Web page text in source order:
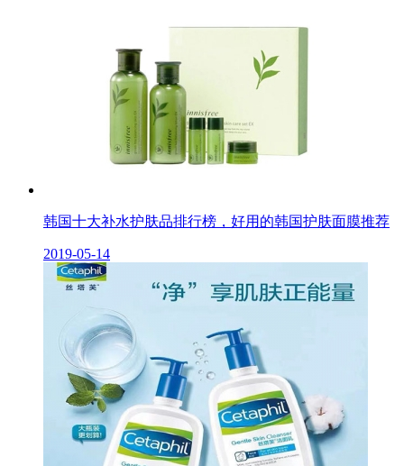
韩国十大补水护肤品排行榜，好用的韩国护肤面膜推荐
2019-05-14